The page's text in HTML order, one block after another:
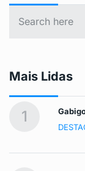
Mais Lidas
1